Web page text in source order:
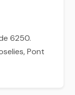
6250.
Pont